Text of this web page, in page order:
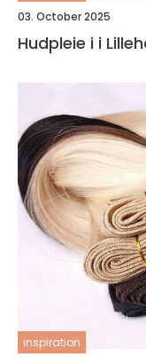
03. October 2025
Hudpleie i i
inspiration